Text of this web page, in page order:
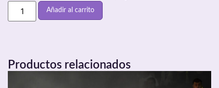
Añadir al carrito
Productos relacionados